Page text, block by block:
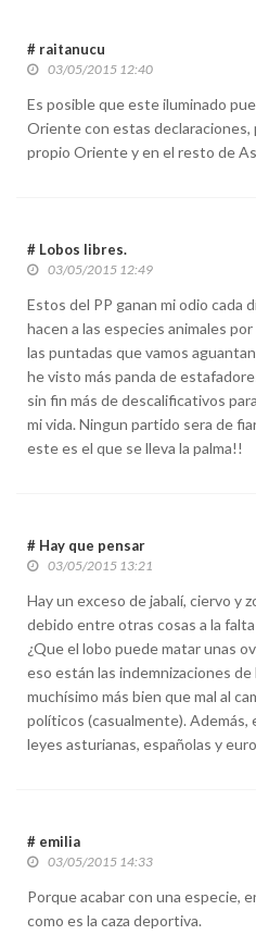
# raitanucu
03/05/2015 12:40
Es posible que este iluminado
Oriente con estas declaraciones,
propio Oriente y en el resto de
# Lobos libres.
03/05/2015 12:49
Estos del PP ganan mi odio cada
hacen a las especies animales
las puntadas que vamos
he visto más panda de
sin fin más de descalificativos
mi vida. Ningun partido sera de
este es el que se lleva la palma!!
# Hay que pensar
03/05/2015 13:21
Hay un exceso de jabalí, ciervo y
debido entre otras cosas a la
¿Que el lobo puede matar unas
eso están las indemnizaciones
muchísimo más bien que mal al
políticos (casualmente).
leyes asturianas, españolas y
# emilia
03/05/2015 14:33
Porque acabar con una especie,
como es la caza deportiva.